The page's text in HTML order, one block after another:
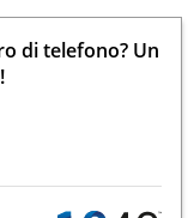
di telefono? Un